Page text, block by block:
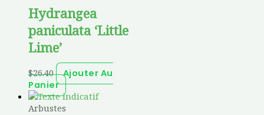
Hydrangea
paniculata ‘Little
Lime’
$26.40
Ajouter Au
Panier
Arbustes